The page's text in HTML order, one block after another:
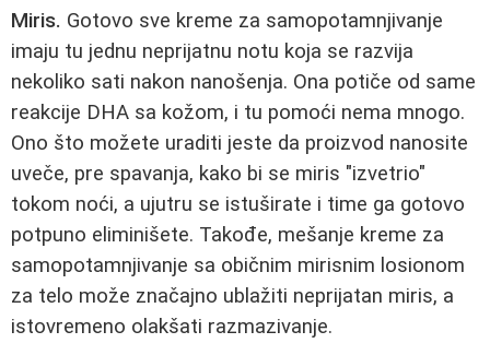
Miris. Gotovo sve kreme za samopotamnjivanje
imaju tu jednu neprijatnu notu koja se razvija
nekoliko sati nakon nanošenja. Ona potiče od same
reakcije DHA sa kožom, i tu pomoći nema mnogo.
Ono što možete uraditi jeste da proizvod nanosite
uveče, pre spavanja, kako bi se miris "izvetrio"
tokom noći, a ujutru se istuširate i time ga gotovo
potpuno eliminišete. Takođe, mešanje kreme za
samopotamnjivanje sa običnim mirisnim losionom
za telo može značajno ublažiti neprijatan miris, a
istovremeno olakšati razmazivanje.